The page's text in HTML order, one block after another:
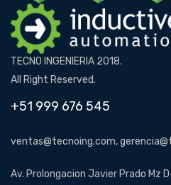
TECNO INGENIERIA 2018.
All Right Reserved.
+51 999 676 545
ventas@tecnoing.com,
Av. Prolongacion Javier Prado Mz